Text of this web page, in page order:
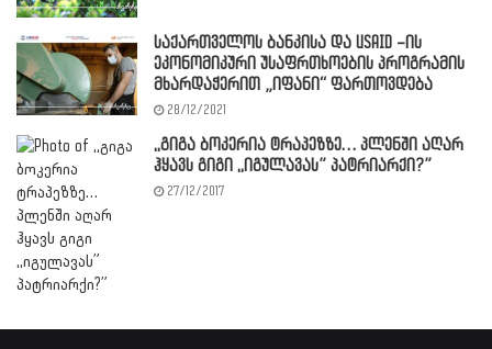
საქართველოს ბანკისა და USAID –ის
ეკონომიკური უსაფრთხოების პროგრამის
მხარდაჭერით „იფანი“ ფართოვდება
28/12/2021
,,გიგა ბოკერია ტრაპეზზე… პლენში აღარ
ჰყავს გიგი ,,იგულავას” პატრიარქი?”
27/12/2017